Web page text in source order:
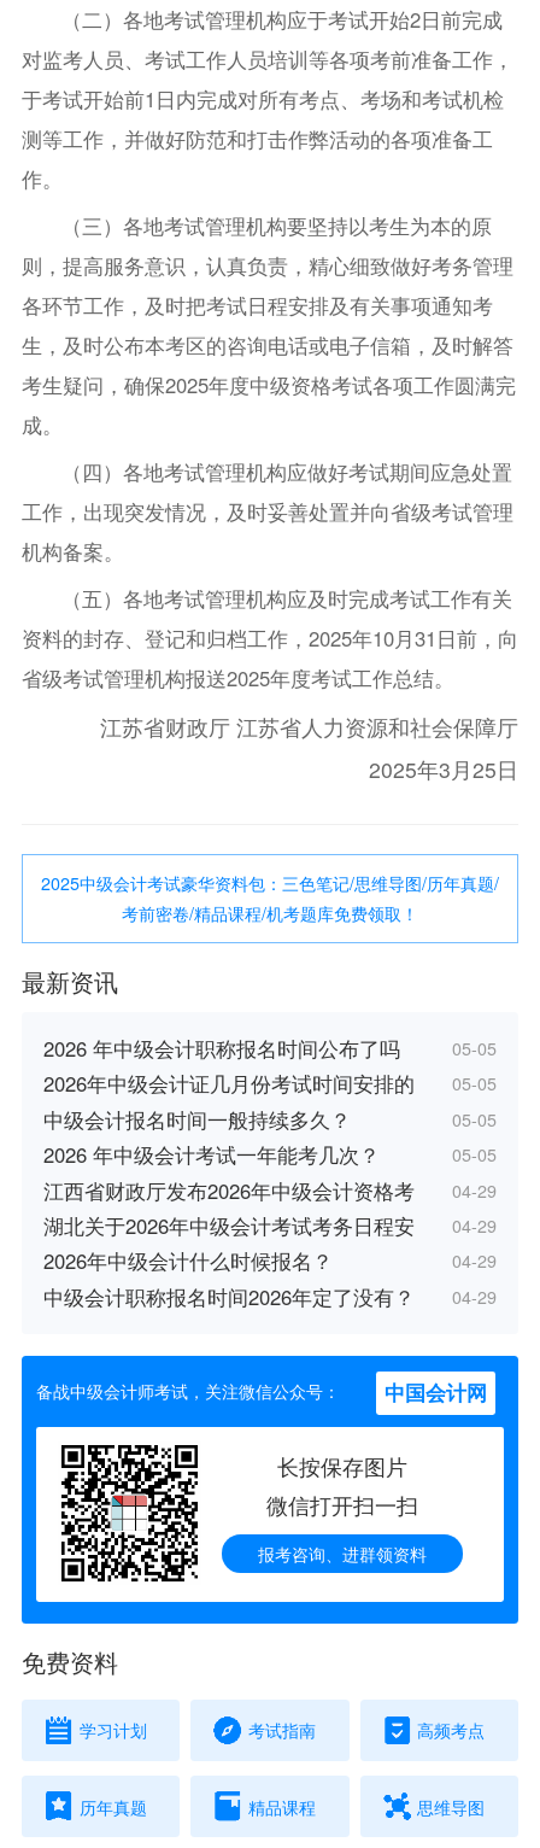
（二）各地考试管理机构应于考试开始2日前完成
对监考人员、考试工作人员培训等各项考前准备工作，
于考试开始前1日内完成对所有考点、考场和考试机检
测等工作，并做好防范和打击作弊活动的各项准备工
作。
（三）各地考试管理机构要坚持以考生为本的原
则，提高服务意识，认真负责，精心细致做好考务管理
各环节工作，及时把考试日程安排及有关事项通知考
生，及时公布本考区的咨询电话或电子信箱，及时解答
考生疑问，确保2025年度中级资格考试各项工作圆满完
成。
（四）各地考试管理机构应做好考试期间应急处置
工作，出现突发情况，及时妥善处置并向省级考试管理
机构备案。
（五）各地考试管理机构应及时完成考试工作有关
资料的封存、登记和归档工作，2025年10月31日前，向
省级考试管理机构报送2025年度考试工作总结。
江苏省财政厅 江苏省人力资源和社会保障厅
2025年3月25日
2025中级会计考试豪华资料包：三色笔记/思维导图/历年真题/
考前密卷/精品课程/机考题库免费领取！
最新资讯
2026 年中级会计职称报名时间公布了吗 05-05
2026年中级会计证几月份考试时间安排的 05-05
中级会计报名时间一般持续多久？ 05-05
2026 年中级会计考试一年能考几次？ 05-05
江西省财政厅发布2026年中级会计资格考 04-29
湖北关于2026年中级会计考试考务日程安 04-29
2026年中级会计什么时候报名？ 04-29
中级会计职称报名时间2026年定了没有？ 04-29
备战中级会计师考试，关注微信公众号： 中国会计网
长按保存图片
微信打开扫一扫
报考咨询、进群领资料
免费资料
学习计划 考试指南 高频考点
历年真题 精品课程 思维导图